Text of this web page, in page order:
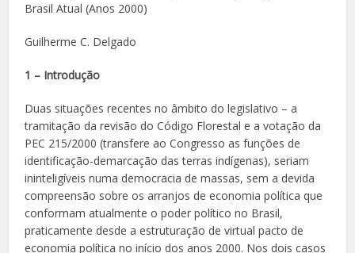
Brasil Atual (Anos 2000)
Guilherme C. Delgado
1 – Introdução
Duas situações recentes no âmbito do legislativo – a
tramitação da revisão do Código Florestal e a votação da
PEC 215/2000 (transfere ao Congresso as funções de
identificação-demarcação das terras indígenas), seriam
ininteligíveis numa democracia de massas, sem a devida
compreensão sobre os arranjos de economia política que
conformam atualmente o poder político no Brasil,
praticamente desde a estruturação de virtual pacto de
economia política no início dos anos 2000. Nos dois casos